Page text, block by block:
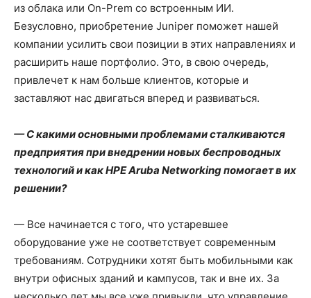
из облака или On-Prem со встроенным ИИ.
Безусловно, приобретение Juniper поможет нашей
компании усилить свои позиции в этих направлениях и
расширить наше портфолио. Это, в свою очередь,
привлечет к нам больше клиентов, которые и
заставляют нас двигаться вперед и развиваться.
— С какими основными проблемами сталкиваются
предприятия при внедрении новых беспроводных
технологий и как HPE Aruba Networking помогает в их
решении?
— Все начинается с того, что устаревшее
оборудование уже не соответствует современным
требованиям. Сотрудники хотят быть мобильными как
внутри офисных зданий и кампусов, так и вне их. За